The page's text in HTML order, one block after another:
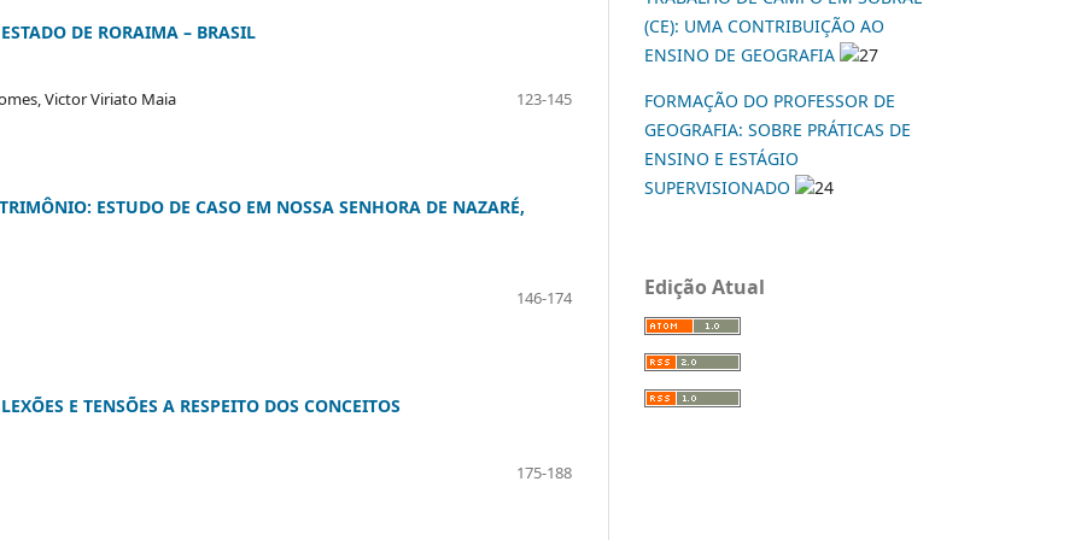
DE RORAIMA – BRASIL
Victor Viriato Maia 123-145
ESTUDO DE CASO EM NOSSA SENHORA DE NAZARÉ,
146-174
E TENSÕES A RESPEITO DOS CONCEITOS
175-188
(CE): UMA CONTRIBUIÇÃO AO
ENSINO DE GEOGRAFIA
27
FORMAÇÃO DO PROFESSOR DE
GEOGRAFIA: SOBRE PRÁTICAS DE
ENSINO E ESTÁGIO
SUPERVISIONADO
24
Edição Atual